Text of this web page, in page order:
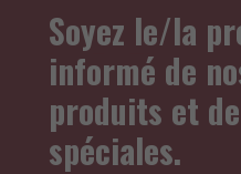
Soyez le/la
informé de
produits et
spéciales.